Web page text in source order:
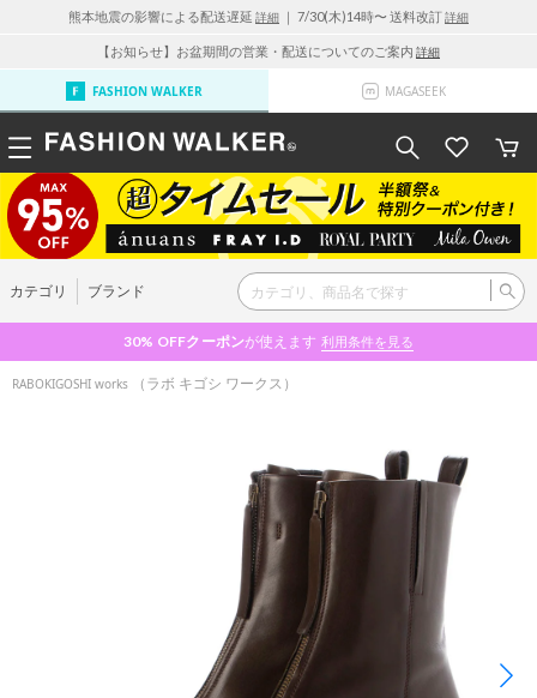
熊本地震の影響による配送遅延 詳細 ｜ 7/30(木)14時〜 送料改訂詳細
【お知らせ】お盆期間の営業・配送についてのご案内 詳細
FASHION WALKER MAGASEEK
カテゴリ ブランド
30% OFFクーポンが使えます 利用条件を見る
RABOKIGOSHI works （ラボ キゴシ ワークス）